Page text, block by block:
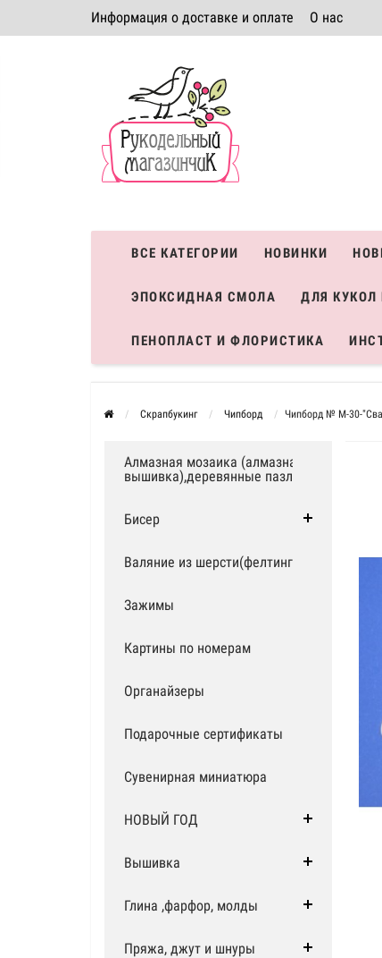
Информация о доставке и оплате О нас
Система скидок
ВСЕ КАТЕГОРИИ НОВИНКИ
ЭПОКСИДНАЯ СМОЛА ДЛЯ КУКОЛ
ПЕНОПЛАСТ И ФЛОРИСТИКА
Скрапбукинг Чипборд Чипборд № М-30-
Алмазная мозаика (алмазная
вышивка),деревянные пазлы
Бисер
Валяние из шерсти(фелтинг)
Зажимы
Картины по номерам
Органайзеры
Подарочные сертификаты
Сувенирная миниатюра
НОВЫЙ ГОД
Вышивка
Глина ,фарфор, молды
Пряжа, джут и шнуры